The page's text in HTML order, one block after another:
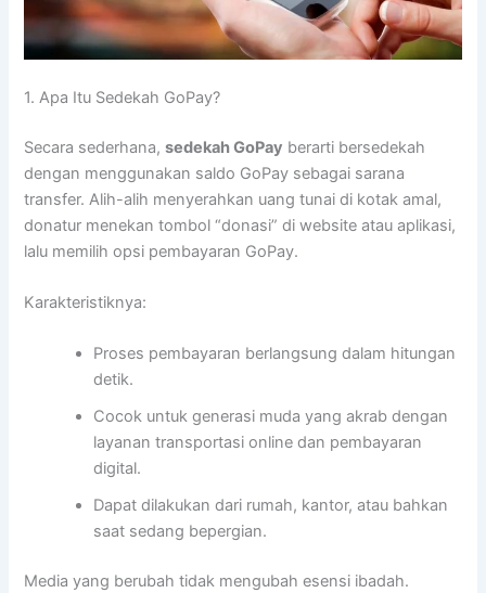
1. Apa Itu Sedekah GoPay?
Secara sederhana,sedekah GoPay berarti bersedekah
dengan menggunakan saldo GoPay sebagai sarana
transfer. Alih-alih menyerahkan uang tunai di kotak amal,
donatur menekan tombol “donasi” di website atau aplikasi,
lalu memilih opsi pembayaran GoPay.
Karakteristiknya:
Proses pembayaran berlangsung dalam hitungan
detik.
Cocok untuk generasi muda yang akrab dengan
layanan transportasi online dan pembayaran
digital.
Dapat dilakukan dari rumah, kantor, atau bahkan
saat sedang bepergian.
Media yang berubah tidak mengubah esensi ibadah.